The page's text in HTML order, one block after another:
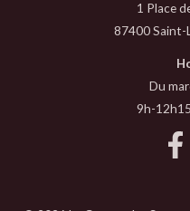
1 Place
87400 Saint-
Du
9h-